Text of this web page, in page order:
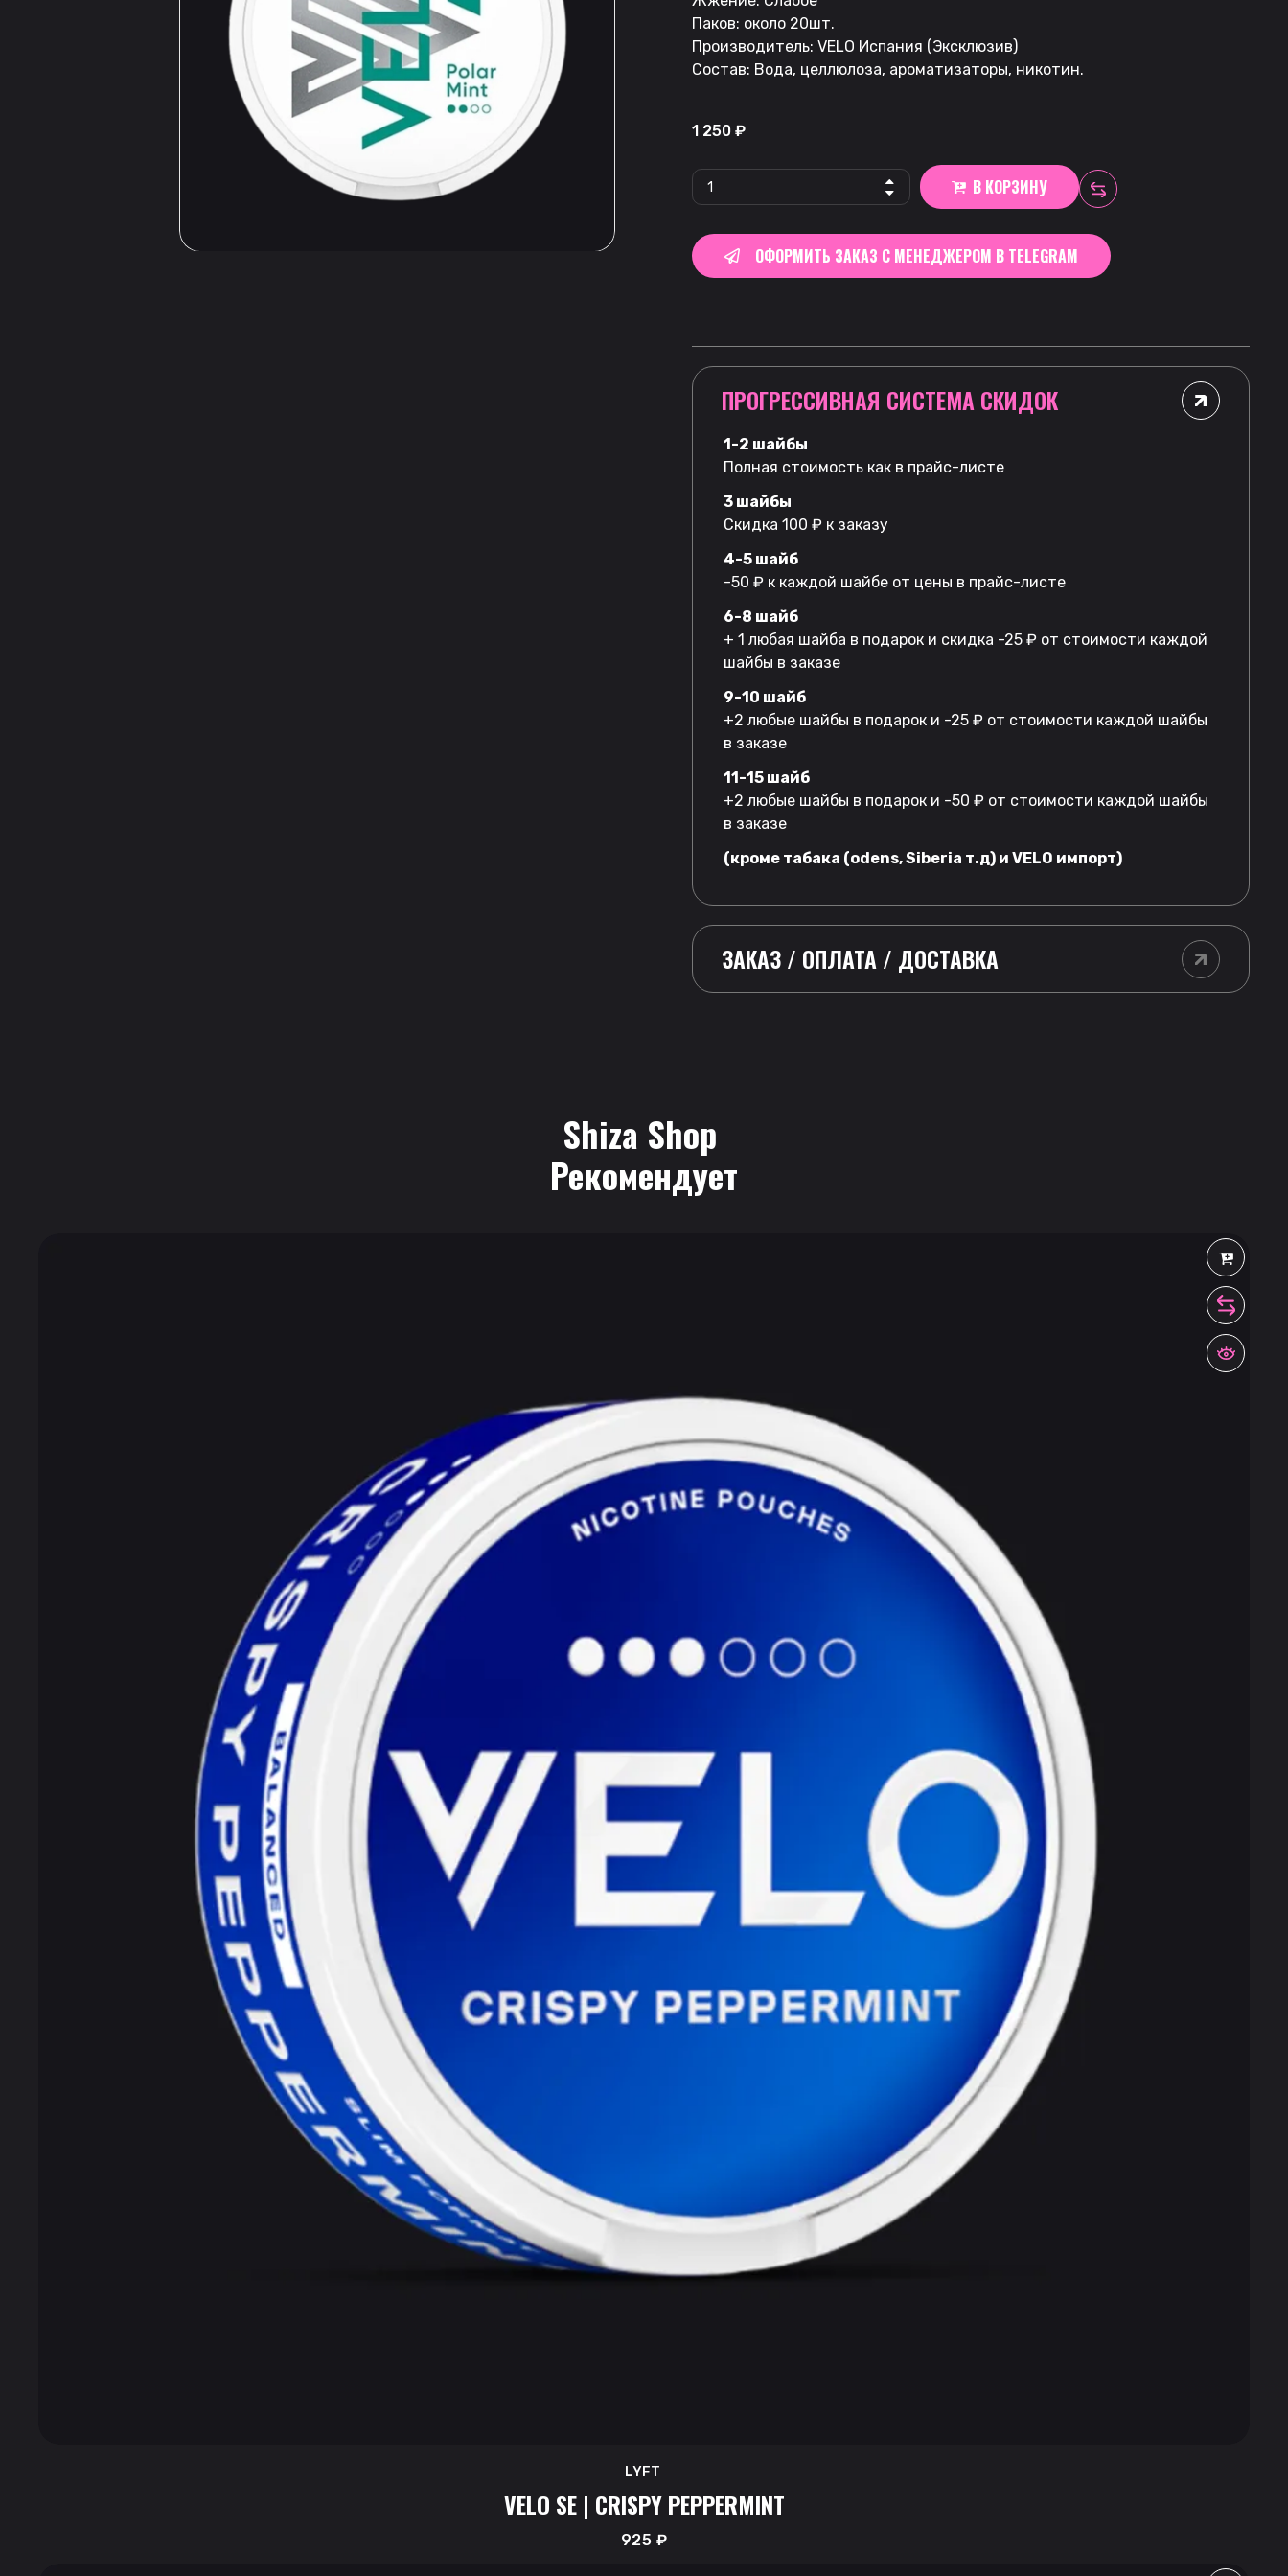
Паков: около 20шт.
Производитель: VELO Испания (Эксклюзив)
Состав: Вода, целлюлоза, ароматизаторы, никотин.
1 250 ₽
В КОРЗИНУ
ОФОРМИТЬ ЗАКАЗ С МЕНЕДЖЕРОМ В TELEGRAM
ПРОГРЕССИВНАЯ СИСТЕМА СКИДОК
1-2 шайбы
Полная стоимость как в прайс-листе
3 шайбы
Скидка 100 ₽ к заказу
4-5 шайб
-50 ₽ к каждой шайбе от цены в прайс-листе
6-8 шайб
+ 1 любая шайба в подарок и скидка -25 ₽ от стоимости каждой
шайбы в заказе
9-10 шайб
+2 любые шайбы в подарок и -25 ₽ от стоимости каждой шайбы
в заказе
11-15 шайб
+2 любые шайбы в подарок и -50 ₽ от стоимости каждой шайбы
в заказе
(кроме табака (odens, Siberia т.д) и VELO импорт)
ЗАКАЗ / ОПЛАТА / ДОСТАВКА
Shiza Shop
Рекомендует
LYFT
VELO SE | CRISPY PEPPERMINT
925 ₽